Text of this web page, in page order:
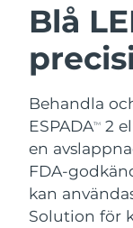
Blå
Behandla
ESPADATM 2
en
FDA-
kan
Solution för